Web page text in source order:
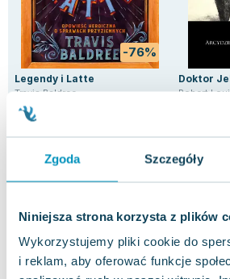
Zgoda Szczegóły
Niniejsza strona korzysta z plików
Wykorzystujemy pliki cookie do
i reklam, aby oferować funkcje
-76%
Legendy i Latte
Travis Baldree
Miękka Pakujemy jutro
Używana
10.64 zł jak nowa
Do koszyka
Doktor
Robert
Miękka
Nowa
10.01 zł
Do